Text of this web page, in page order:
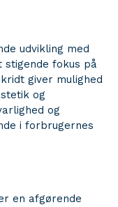
udvikling med
stigende fokus på
giver mulighed
og
og
i forbrugernes
en afgørende